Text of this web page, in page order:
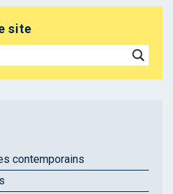
site
contemporains